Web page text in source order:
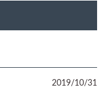
2019/10/31